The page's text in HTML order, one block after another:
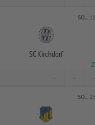
SO..
SC Kirchdorf
- - -
SO..